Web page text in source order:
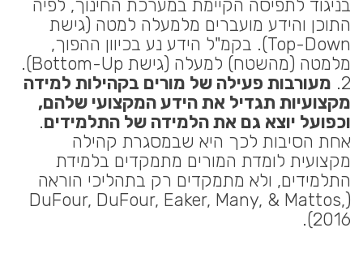
בניגוד לתפיסה הקיימת במערכת החינוך, לפיה
התוכן והידע מועברים מלמעלה למטה (גישת
Top-Down). בקמ"ל הידע נע בכיוון ההפוך,
מלמטה (מהשטח) למעלה (גישת Bottom-Up).
2. מעורבות פעילה של מורים בקהילות למידה
מקצועיות תגדיל את הידע המקצועי שלהם,
וכפועל יוצא גם את הלמידה של התלמידים.
אחת הסיבות לכך היא שבמסגרת קהילה
מקצועית לומדת המורים מתמקדים בלמידת
התלמידים, ולא מתמקדים רק בתהליכי הוראה
(DuFour, DuFour, Eaker, Many, & Mattos,
2016).